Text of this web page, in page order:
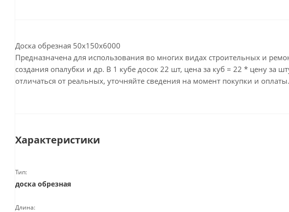
Доска обрезная 50х150х6000
Предназначена для использования во многих видах строительных и
создания опалубки и др. В 1 кубе досок 22 шт, цена за куб = 22 * цену за
отличаться от реальных, уточняйте сведения на момент покупки и оплаты.
Характеристики
Тип:
доска обрезная
Длина: